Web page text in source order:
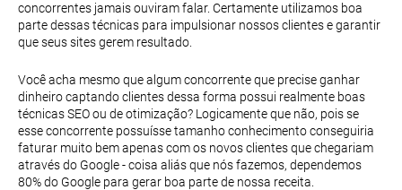
concorrentes jamais ouviram falar. Certamente utilizamos boa
parte dessas técnicas para impulsionar nossos clientes e garantir
que seus sites gerem resultado.
Você acha mesmo que algum concorrente que precise ganhar
dinheiro captando clientes dessa forma possui realmente boas
técnicas SEO ou de otimização? Logicamente que não, pois se
esse concorrente possuísse tamanho conhecimento conseguiria
faturar muito bem apenas com os novos clientes que chegariam
através do Google - coisa aliás que nós fazemos, dependemos
80% do Google para gerar boa parte de nossa receita.